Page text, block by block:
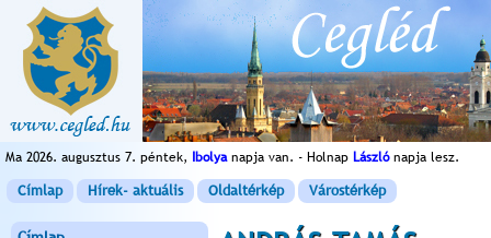
Ma 2026. augusztus 7. péntek, Ibolyanapja van. - Holnap Lászlónapja lesz.
Címlap Hírek- aktuális Oldaltérkép Várostérkép